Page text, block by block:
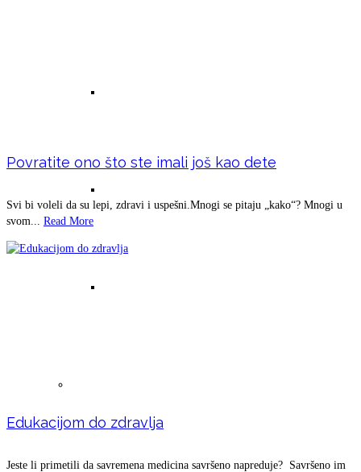
Povratite ono što ste imali još kao dete
Svi bi voleli da su lepi, zdravi i uspešni.Mnogi se pitaju „kako“? Mnogi u
svom... Read More
Edukacijom do zdravlja
Jeste li primetili da savremena medicina savršeno napreduje? Savršeno im